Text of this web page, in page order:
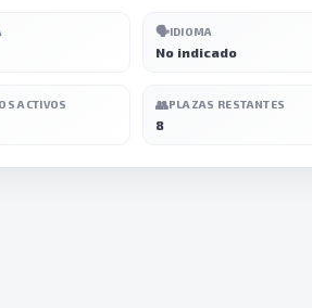
🗣️IDIOMA
No indicado
ACTIVOS 👥PLAZAS RESTANTES
8